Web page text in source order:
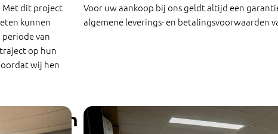
Met dit project
kunnen
van
op hun
wij hen
Voor uw aankoop bij ons geldt altijd een
algemene leverings- en betalingsvoorwaarden
u komen proefzitten?